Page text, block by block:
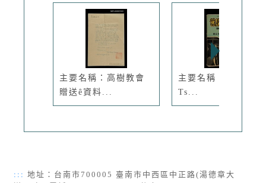
主要名稱：高樹教會
贈送ê資料...
主要名稱：Kū-Iok
Ts...
::: 地址：台南市700005 臺南市中西區中正路(湯德章大